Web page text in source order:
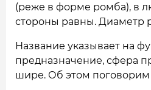
(реже в форме ромба), в
стороны равны. Диаметр
Название указывает на
предназначение, сфера
шире. Об этом